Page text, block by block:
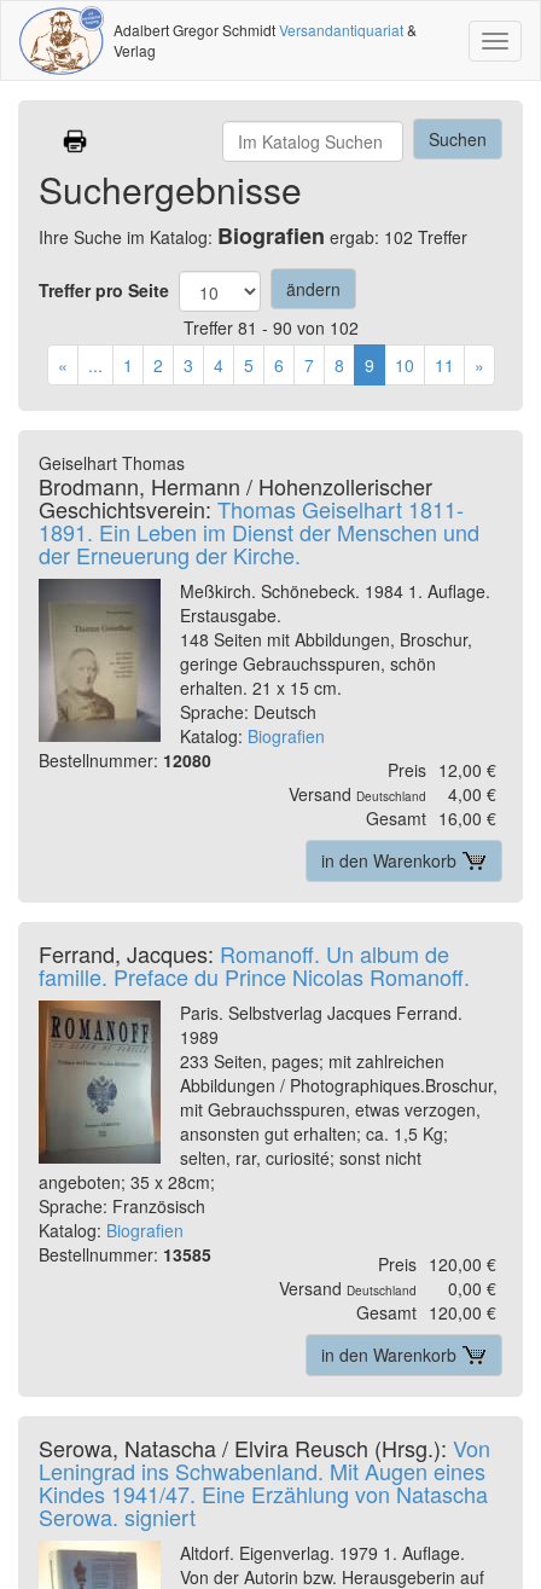
Adalbert Gregor SchmidtVersandantiquariat&
Verlag
Suchergebnisse
Ihre Suche im Katalog: Biografien ergab: 102 Treffer
Treffer pro Seite
Treffer 81 - 90 von 102
«
... 1 2 3 4 5 6 7 8 9 10 11 »
Geiselhart Thomas
Brodmann, Hermann / Hohenzollerischer
Geschichtsverein: Thomas Geiselhart 1811-
1891. Ein Leben im Dienst der Menschen und
der Erneuerung der Kirche.
Meßkirch. Schönebeck. 1984 1. Auflage.
Erstausgabe.
148 Seiten mit Abbildungen, Broschur,
geringe Gebrauchsspuren, schön
erhalten. 21 x 15 cm.
Sprache: Deutsch
Katalog: Biografien
Bestellnummer: 12080 Preis 12,00 €
Versand Deutschland
4,00 €
Gesamt 16,00 €
in den Warenkorb
Ferrand, Jacques: Romanoff. Un album de
famille. Preface du Prince Nicolas Romanoff.
Paris. Selbstverlag Jacques Ferrand.
1989
233 Seiten, pages; mit zahlreichen
Abbildungen / Photographiques.Broschur,
mit Gebrauchsspuren, etwas verzogen,
ansonsten gut erhalten; ca. 1,5 Kg;
selten, rar, curiosité; sonst nicht
angeboten; 35 x 28cm;
Sprache: Französisch
Katalog: Biografien
Bestellnummer: 13585 Preis 120,00 €
Versand Deutschland
0,00 €
Gesamt 120,00 €
in den Warenkorb
Serowa, Natascha / Elvira Reusch (Hrsg.): Von
Leningrad ins Schwabenland. Mit Augen eines
Kindes 1941/47. Eine Erzählung von Natascha
Serowa. signiert
Altdorf. Eigenverlag. 1979 1. Auflage.
Von der Autorin bzw. Herausgeberin auf